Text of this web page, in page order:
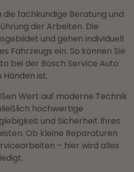
die fachkundige Beratung und
der Arbeiten. Die
und gehen individuell
Fahrzeugs ein. So können Sie
bei der Bosch Service Auto
ist.
Wert auf moderne Technik
hochwertige
und Sicherheit Ihres
Ob kleine Reparaturen
– hier wird alles